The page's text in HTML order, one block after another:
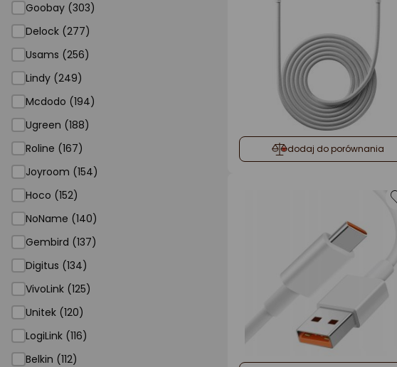
Goobay (303)
Delock (277)
Usams (256)
Lindy (249)
Mcdodo (194)
Ugreen (188)
Roline (167)
Joyroom (154)
Hoco (152)
NoName (140)
Gembird (137)
Digitus (134)
VivoLink (125)
Unitek (120)
LogiLink (116)
Belkin (112)
dodaj do porównania